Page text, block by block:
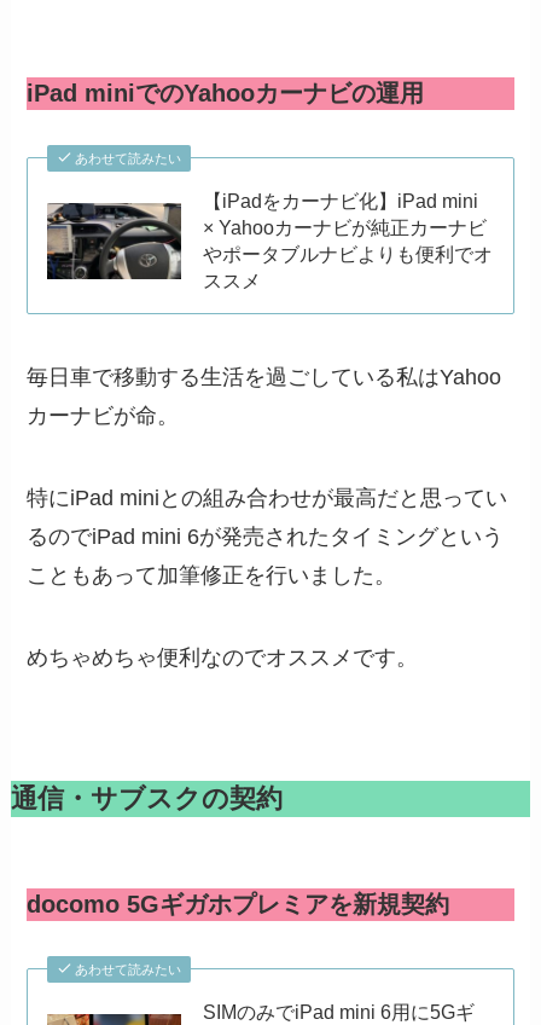
iPad miniでのYahooカーナビの運用
あわせて読みたい
【iPadをカーナビ化】iPad mini
× Yahooカーナビが純正カーナビ
やポータブルナビよりも便利でオ
ススメ
毎日車で移動する生活を過ごしている私はYahoo
カーナビが命。
特にiPad miniとの組み合わせが最高だと思ってい
るのでiPad mini 6が発売されたタイミングという
こともあって加筆修正を行いました。
めちゃめちゃ便利なのでオススメです。
通信・サブスクの契約
docomo 5Gギガホプレミアを新規契約
あわせて読みたい
SIMのみでiPad mini 6用に5Gギ